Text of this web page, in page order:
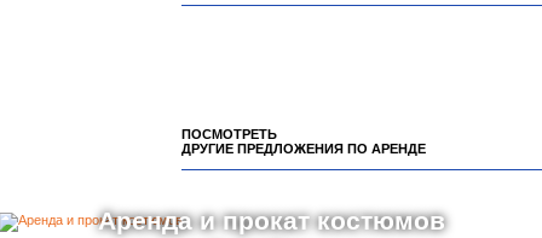
ПОСМОТРЕТЬ
ДРУГИЕ ПРЕДЛОЖЕНИЯ ПО АРЕНДЕ
Аренда и прокат костюмов